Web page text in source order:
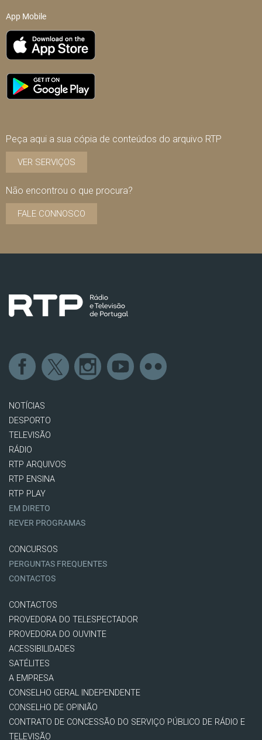
App Mobile
Peça aqui a sua cópia de conteúdos do arquivo RTP
VER SERVIÇOS
Não encontrou o que procura?
FALE CONNOSCO
NOTÍCIAS
DESPORTO
TELEVISÃO
RÁDIO
RTP ARQUIVOS
RTP ENSINA
RTP PLAY
EM DIRETO
REVER PROGRAMAS
CONCURSOS
PERGUNTAS FREQUENTES
CONTACTOS
CONTACTOS
PROVEDORA DO TELESPECTADOR
PROVEDORA DO OUVINTE
ACESSIBILIDADES
SATÉLITES
A EMPRESA
CONSELHO GERAL INDEPENDENTE
CONSELHO DE OPINIÃO
CONTRATO DE CONCESSÃO DO SERVIÇO PÚBLICO DE RÁDIO E
TELEVISÃO